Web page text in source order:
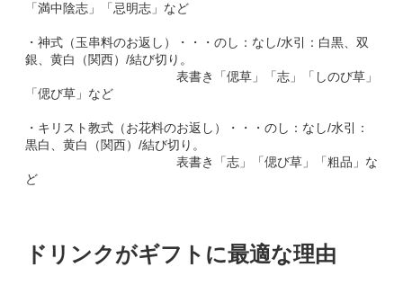
「満中陰志」「忌明志」など
・神式（玉串料のお返し）・・・のし：なし/水引：白黒、双
銀、黄白（関西）/結び切り。
表書き「偲草」「志」「しのび草」
「偲び草」など
・キリスト教式（お花料のお返し）・・・のし：なし/水引：
黒白、黄白（関西）/結び切り。
表書き「志」「偲び草」「粗品」な
ど
ドリンクがギフトに最適な理由